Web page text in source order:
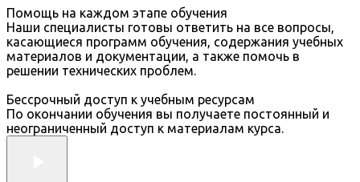
Помощь на каждом этапе обучения
Наши специалисты готовы ответить на все вопросы,
касающиеся программ обучения, содержания учебных
материалов и документации, а также помочь в
решении технических проблем.
Бессрочный доступ к учебным ресурсам
По окончании обучения вы получаете постоянный и
неограниченный доступ к материалам курса.